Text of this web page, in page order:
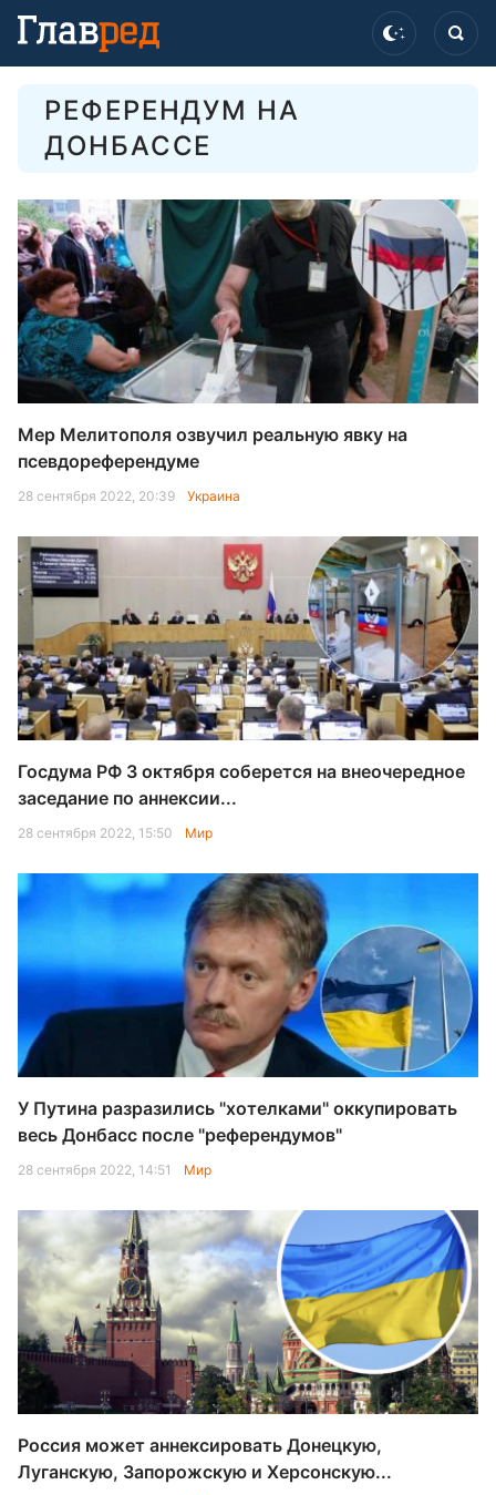
РЕФЕРЕНДУМ НА
ДОНБАССЕ
Мер Мелитополя озвучил реальную явку на
псевдореферендуме
28 сентября 2022, 20:39 Украина
Госдума РФ 3 октября соберется на внеочередное
заседание по аннексии...
28 сентября 2022, 15:50 Мир
У Путина разразились "хотелками" оккупировать
весь Донбасс после "референдумов"
28 сентября 2022, 14:51 Мир
Россия может аннексировать Донецкую,
Луганскую, Запорожскую и Херсонскую...